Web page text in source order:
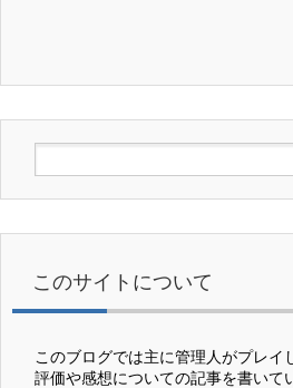
このサイトについて
このブログでは主に管理人がプレイ
評価や感想についての記事を書いて